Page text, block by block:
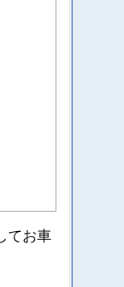
てお車